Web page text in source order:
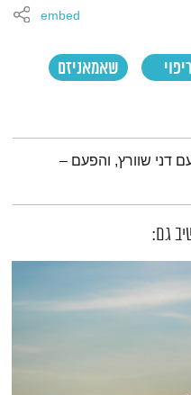
ריפוי
שאמאניזם
embed
דני שוורץ, והפעם –
גם: